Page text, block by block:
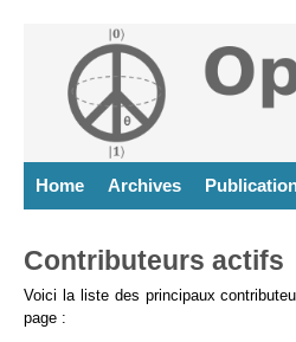
Home Archives
Contributeurs actifs
Voici la liste des principaux
page :